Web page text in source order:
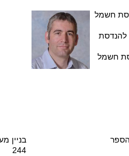
חשמל
להנדסת
חשמל
בניין
244